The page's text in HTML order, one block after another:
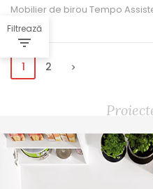
Mobilier de birou Tempo
1 2
Filtrează